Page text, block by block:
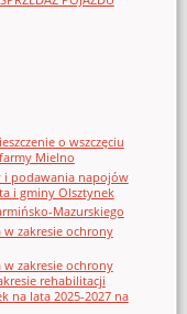
o wszczęciu
Mielno
i podawania napojów
i gminy Olsztynek
Mazurskiego
zakresie ochrony
zakresie ochrony
rehabilitacji
na lata 2025-2027 na